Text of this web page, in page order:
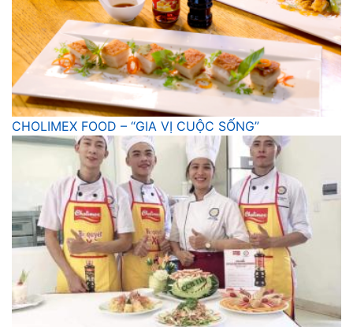
CHOLIMEX FOOD – “GIA VỊ CUỘC SỐNG”